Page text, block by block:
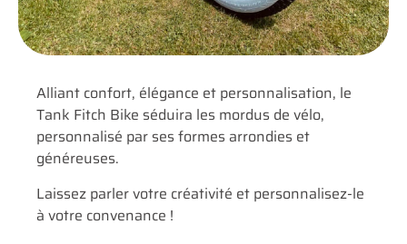
Alliant confort, élégance et personnalisation, le
Tank Fitch Bike séduira les mordus de vélo,
personnalisé par ses formes arrondies et
généreuses.
Laissez parler votre créativité et personnalisez-le
à votre convenance !